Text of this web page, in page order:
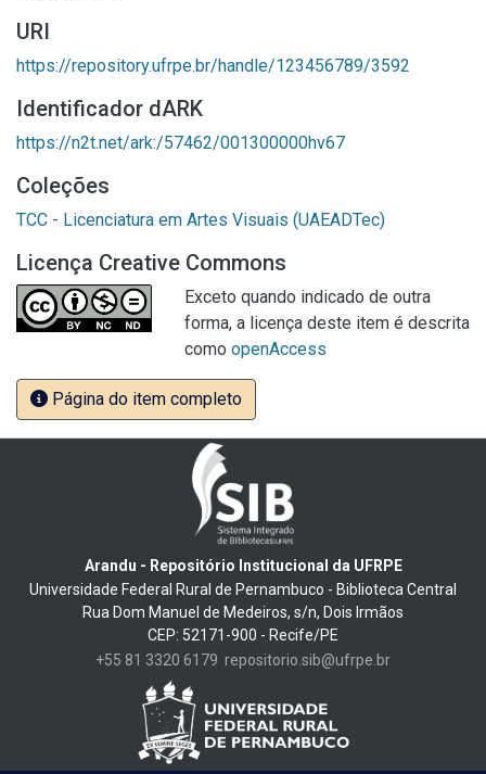
URI
https://repository.ufrpe.br/handle/123456789/3592
Identificador dARK
https://n2t.net/ark:/57462/001300000hv67
Coleções
TCC - Licenciatura em Artes Visuais (UAEADTec)
Licença Creative Commons
Exceto quando indicado de outra
forma, a licença deste item é descrita
como openAccess
Página do item completo
Arandu - Repositório Institucional da UFRPE
Universidade Federal Rural de Pernambuco - Biblioteca Central
Rua Dom Manuel de Medeiros, s/n, Dois Irmãos
CEP: 52171-900 - Recife/PE
+55 81 3320 6179 repositorio.sib@ufrpe.br